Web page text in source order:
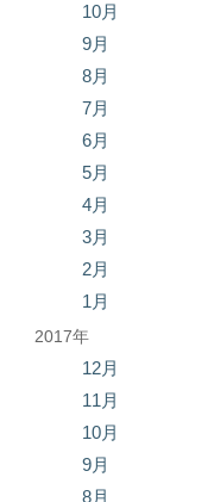
10月
9月
8月
7月
6月
5月
4月
3月
2月
1月
2017年
12月
11月
10月
9月
8月